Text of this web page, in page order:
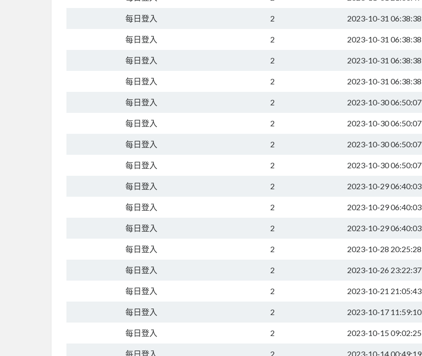
每日登入 2 2023-10-31 06:38:38
每日登入 2 2023-10-31 06:38:38
每日登入 2 2023-10-31 06:38:38
每日登入 2 2023-10-31 06:38:38
每日登入 2 2023-10-30 06:50:07
每日登入 2 2023-10-30 06:50:07
每日登入 2 2023-10-30 06:50:07
每日登入 2 2023-10-30 06:50:07
每日登入 2 2023-10-29 06:40:03
每日登入 2 2023-10-29 06:40:03
每日登入 2 2023-10-29 06:40:03
每日登入 2 2023-10-28 20:25:28
每日登入 2 2023-10-26 23:22:37
每日登入 2 2023-10-21 21:05:43
每日登入 2 2023-10-17 11:59:10
每日登入 2 2023-10-15 09:02:25
每日登入 2 2023-10-14 00:49:19